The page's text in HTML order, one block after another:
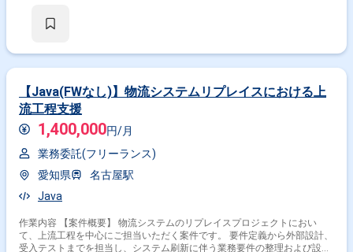
て、実装やテスト工程まで一貫してご対応いただく可能性もございます。
しいです。 【ポジションの魅力】 大規模なクラウド移行プロジェクトの
上流工程に中心メンバーとして関わることができ、AWSをはじめとしたク
ラウド技術や、OracleからPostgreSQLへのDB移行に関する知見を深めて
いただけます。金融業界向けシステムの要件定義から設計までを経験する
ことで、上流工程のスキルを高めることができる環境です。 【開発環境】
オンプレミス環境からAWS環境への移行に伴い、OS・ミドルウェアのバ
ージョンアップおよびDBをOracleからPostgreSQLへ変更する構成となり
ます。アプリケーションはJavaでの開発が想定されています。
【Java(FWなし)】物流システムリプレイスにおける上
流工程支援
1,400,000円/月
業務委託(フリーランス)
愛知県
名古屋駅
Java
作業内容 【案件概要】 物流システムのリプレイスプロジェクトにおい
て、上流工程を中心にご担当いただく案件です。 要件定義から外部設計、
受入テストまでを担当し、システム刷新に伴う業務要件の整理および設計